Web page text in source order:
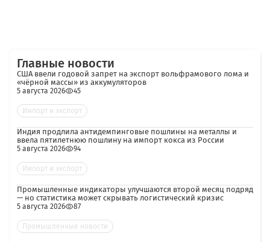
Главные новости
США ввели годовой запрет на экспорт вольфрамового лома и
«чёрной массы» из аккумуляторов
5 августа 2026 45
Импорт и экспорт
Индия продлила антидемпинговые пошлины на металлы и
ввела пятилетнюю пошлину на импорт кокса из России
5 августа 2026 94
Импорт и экспорт
Промышленные индикаторы улучшаются второй месяц подряд
— но статистика может скрывать логистический кризис
5 августа 2026 87
Промышленные новости